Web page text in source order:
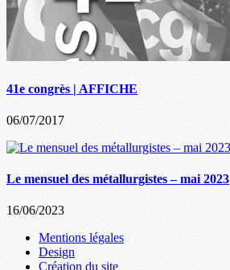
41e congrès | AFFICHE
06/07/2017
Le mensuel des métallurgistes – mai 2023
16/06/2023
Mentions légales
Design
Création du site